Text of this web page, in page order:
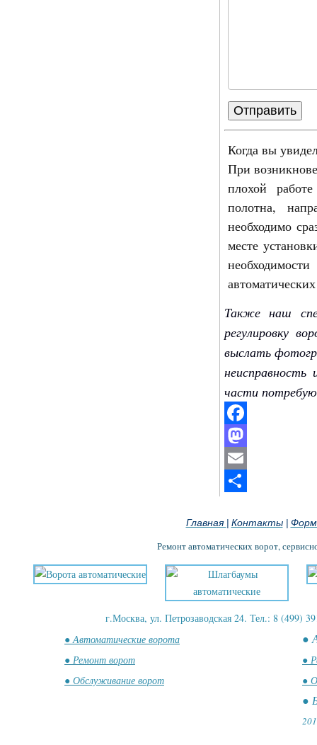
Когда вы
При
плохой
полотна,
необходимо
месте
Также наш
регулировку
выслать
части
Facebook
Mastodon
Email
Главная Контакты|
Ремонт автоматических ворот,
г.Москва, ул. Петрозаводская 24. Тел.: 8 (499)
● Автоматические ворота
●
● Ремонт ворот
●
● Обслуживание ворот
●
●